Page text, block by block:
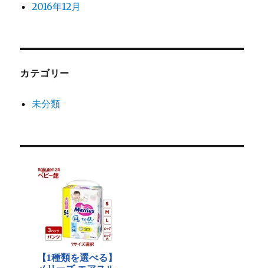
2016年12月
カテゴリー
未分類